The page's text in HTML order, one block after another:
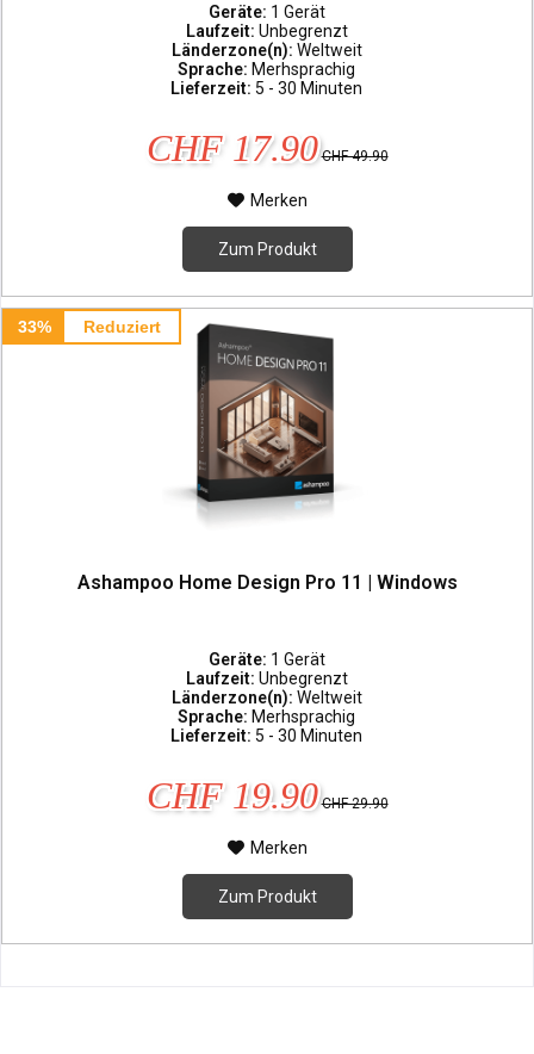
Geräte: 1 Gerät
Laufzeit: Unbegrenzt
Länderzone(n): Weltweit
Sprache: Merhsprachig
Lieferzeit: 5 - 30 Minuten
CHF 17.90 CHF 49.90
Merken
Zum Produkt
33% Reduziert
Ashampoo Home Design Pro 11 | Windows
Geräte: 1 Gerät
Laufzeit: Unbegrenzt
Länderzone(n): Weltweit
Sprache:Merhsprachig
Lieferzeit: 5 - 30 Minuten
CHF 19.90 CHF 29.90
Merken
Zum Produkt